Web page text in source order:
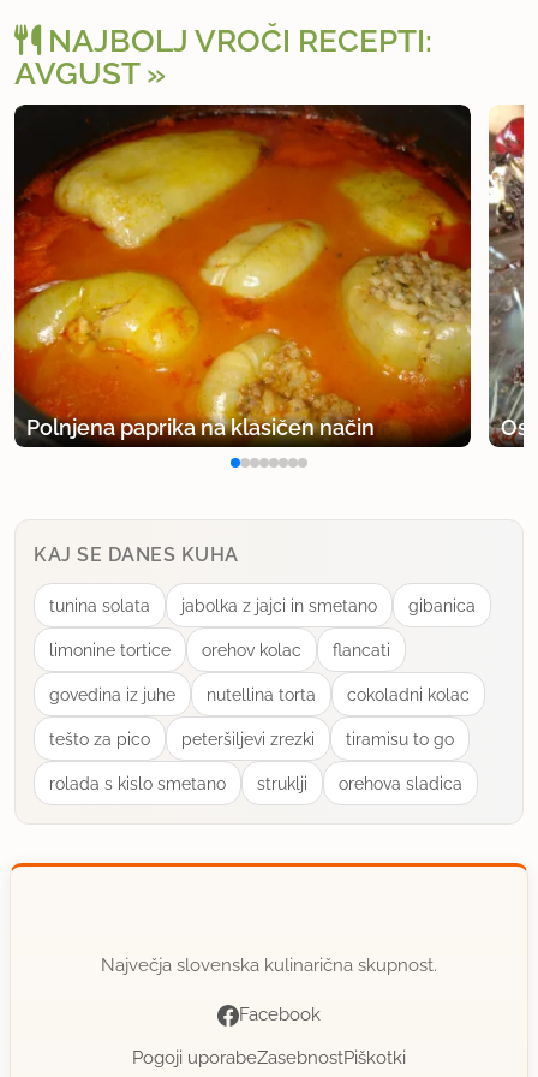
NAJBOLJ VROČI RECEPTI:
AVGUST
Polnjena paprika na klasičen način
KAJ SE DANES KUHA
tunina solata jabolka z jajci in smetano gibanica
limonine tortice orehov kolac flancati
govedina iz juhe nutellina torta cokoladni kolac
tešto za pico peteršiljevi zrezki tiramisu to go
rolada s kislo smetano struklji orehova sladica
Največja slovenska kulinarična skupnost.
Facebook
Pogoji uporabeZasebnostPiškotki